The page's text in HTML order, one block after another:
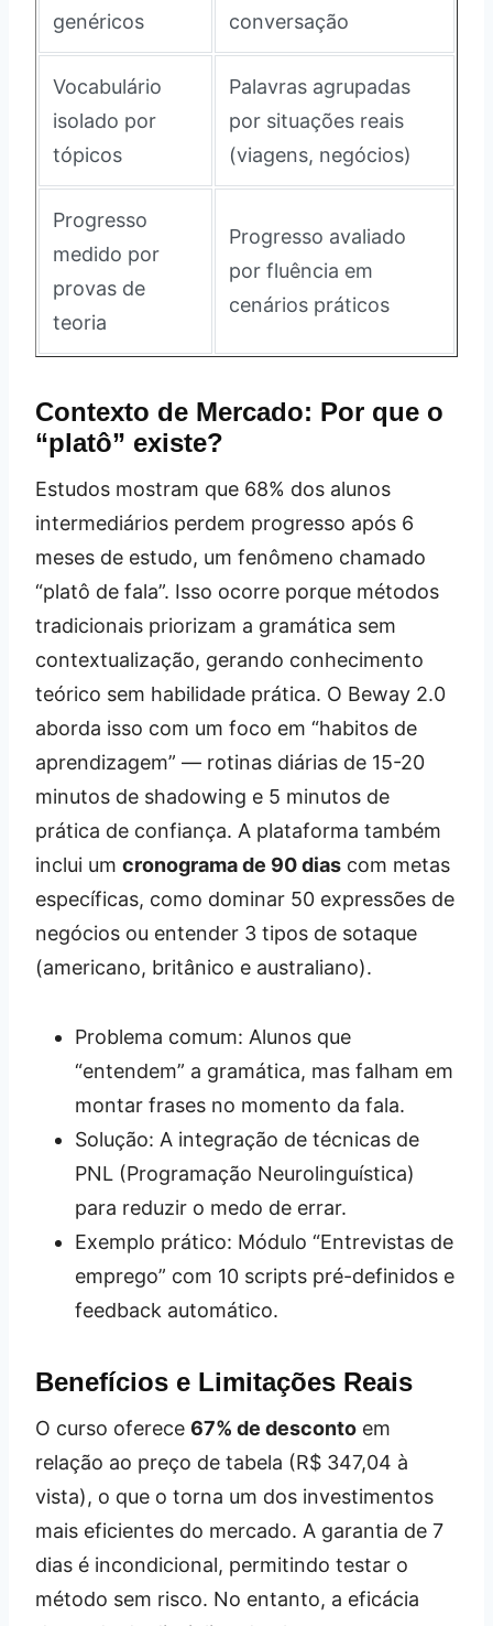
genéricos
conversação
Vocabulário
isolado por
tópicos
Palavras agrupadas
por situações reais
(viagens, negócios)
Progresso
medido por
provas de
teoria
Progresso avaliado
por fluência em
cenários práticos
Contexto de Mercado: Por que o
“platô” existe?
Estudos mostram que 68% dos alunos
intermediários perdem progresso após 6
meses de estudo, um fenômeno chamado
“platô de fala”. Isso ocorre porque métodos
tradicionais priorizam a gramática sem
contextualização, gerando conhecimento
teórico sem habilidade prática. O Beway 2.0
aborda isso com um foco em “habitos de
aprendizagem” — rotinas diárias de 15-20
minutos de shadowing e 5 minutos de
prática de confiança. A plataforma também
inclui um cronograma de 90 dias com metas
específicas, como dominar 50 expressões de
negócios ou entender 3 tipos de sotaque
(americano, britânico e australiano).
Problema comum: Alunos que
“entendem” a gramática, mas falham em
montar frases no momento da fala.
Solução: A integração de técnicas de
PNL (Programação Neurolinguística)
para reduzir o medo de errar.
Exemplo prático: Módulo “Entrevistas de
emprego” com 10 scripts pré-definidos e
feedback automático.
Benefícios e Limitações Reais
O curso oferece 67% de desconto em
relação ao preço de tabela (R$ 347,04 à
vista), o que o torna um dos investimentos
mais eficientes do mercado. A garantia de 7
dias é incondicional, permitindo testar o
método sem risco. No entanto, a eficácia